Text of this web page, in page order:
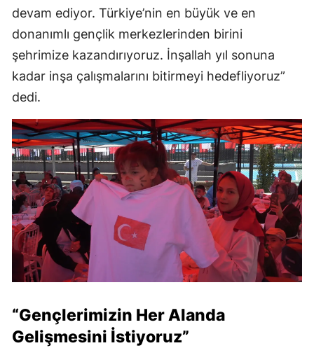
devam ediyor. Türkiye’nin en büyük ve en
donanımlı gençlik merkezlerinden birini
şehrimize kazandırıyoruz. İnşallah yıl sonuna
kadar inşa çalışmalarını bitirmeyi hedefliyoruz”
dedi.
“Gençlerimizin Her Alanda
Gelişmesini İstiyoruz”